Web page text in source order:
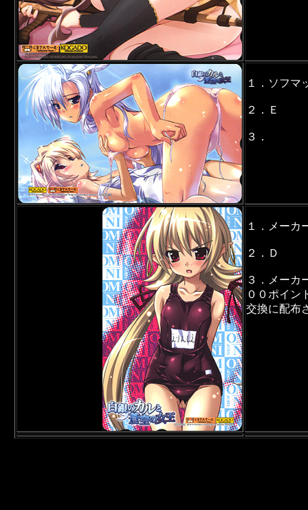
１．ソフマ
２．Ｅ
３．
１．メーカ
２．Ｄ
３．メーカ
００ポイン
交換に配布